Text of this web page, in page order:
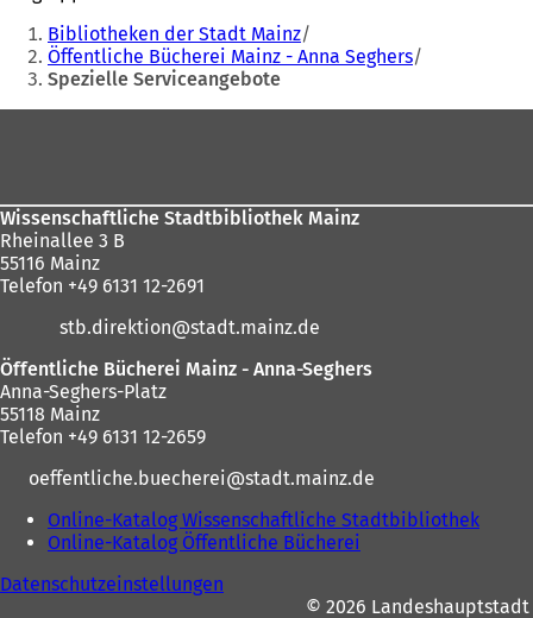
Sie
befinden
sich
hier:
Bibliotheken der Stadt Mainz
Öffentliche Bücherei Mainz - Anna Seghers
Spezielle Serviceangebote
Wissenschaftliche Stadtbibliothek Mainz
Rheinallee 3 B
55116 Mainz
Telefon +49 6131 12-2691
stb.direktion
stadt.mainz de
Öffentliche Bücherei Mainz - Anna-Seghers
Anna-Seghers-Platz
55118 Mainz
Telefon +49 6131 12-2659
oeffentliche.buecherei
stadt.mainz de
Online-Katalog Wissenschaftliche Stadtbibliothek
n
Online-Katalog Öffentliche Bücherei
f
Datenschutzeinstellungen
© 2026 Landeshauptstadt